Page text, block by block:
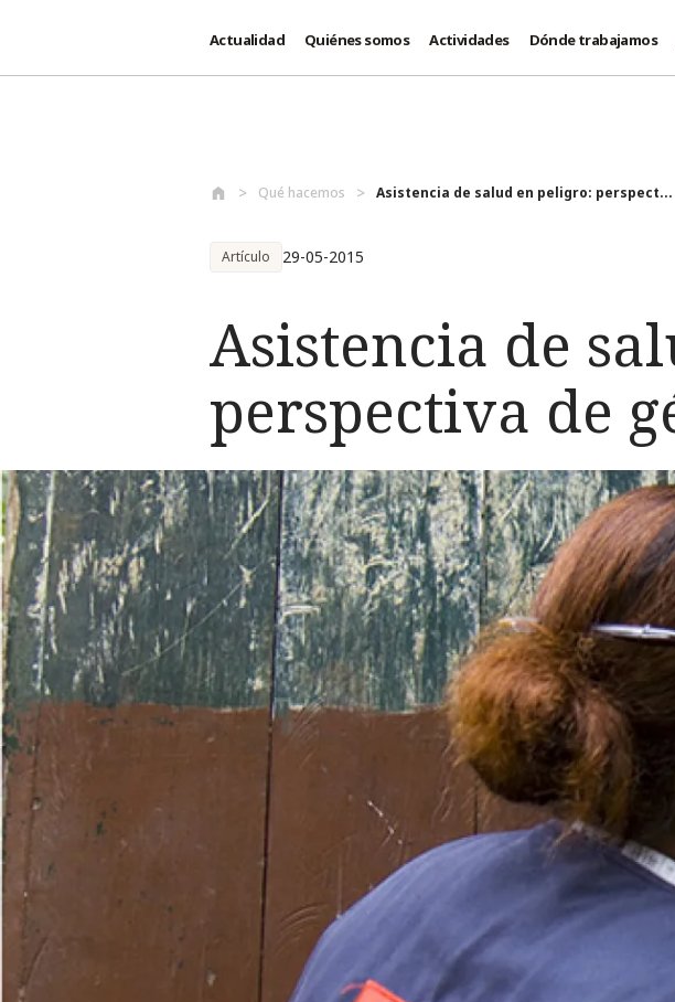
Actualidad Quiénes somos Actividades Dónde trabajamos
Qué hacemos Asistencia de salud en peligro: perspect...
Artículo 29-05-2015
Asistencia de
perspectiva de